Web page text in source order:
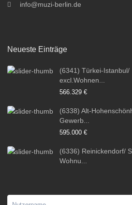
info@muzi-berlin.de
Neueste Einträge
(6341) Türkei-Istanbul/
excl.Wohnen...
566.329 €
(6338) Alt-
Gewerb...
595.000 €
(6336) Reinickendorf/
Wohnu...